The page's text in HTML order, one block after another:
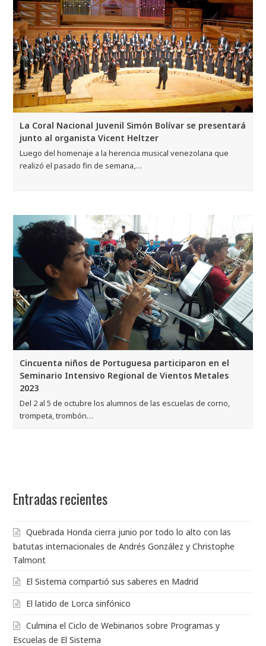
La Coral Nacional Juvenil Simón Bolívar se presentará
junto al organista Vicent Heltzer
Luego del homenaje a la herencia musical venezolana que
realizó el pasado fin de semana,…
Cincuenta niños de Portuguesa participaron en el
Seminario Intensivo Regional de Vientos Metales
2023
Del 2 al 5 de octubre los alumnos de las escuelas de corno,
trompeta, trombón…
Entradas recientes
Quebrada Honda cierra junio por todo lo alto con las
batutas internacionales de Andrés González y Christophe
Talmont
El Sistema compartió sus saberes en Madrid
El latido de Lorca sinfónico
Culmina el Ciclo de Webinarios sobre Programas y
Escuelas de El Sistema